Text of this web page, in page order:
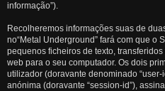
informação”).
Recolheremos informações suas de
no“Metal Underground” fará com que o
pequenos ficheiros de texto,
web para o seu computador. Os dois
utilizador (doravante denominado
anónima (doravante “session-id”),